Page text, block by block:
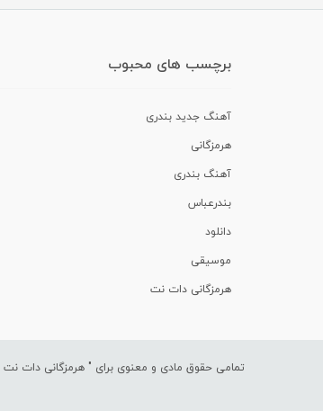
برچسب های محبوب
آهنگ جدید بندری
هرمزگانی
آهنگ بندری
بندرعباس
دانلود
موسیقی
هرمزگانی دات نت
تمامی حقوق مادی و معنوی برای " هرمزگانی دات نت